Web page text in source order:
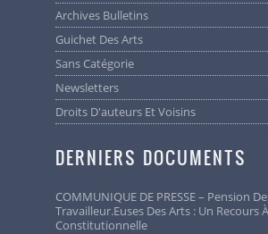
Archives Bulletins
Guichet Des Arts
Sans Catégorie
Newsletters
Droits D'auteurs Et Voisins
DERNIERS DOCUMENTS
COMMUNIQUE DE PRESSE – Pension Des
Travailleur.euses Des Arts : Un Recours
Constitutionnelle